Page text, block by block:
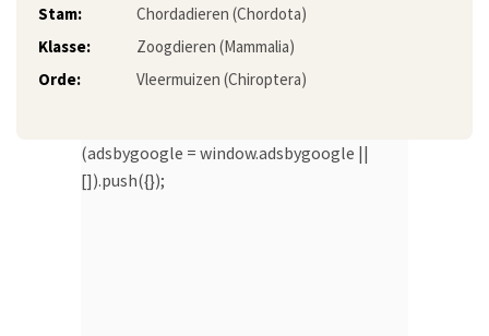
Stam:
Chordadieren (Chordota)
Klasse:
Zoogdieren (Mammalia)
Orde:
Vleermuizen (Chiroptera)
(adsbygoogle = window.adsbygoogle ||
[]).push({});